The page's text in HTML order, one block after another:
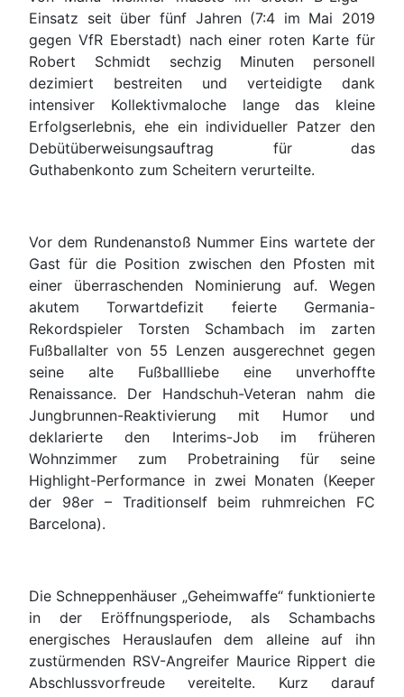
Einsatz seit über fünf Jahren (7:4 im Mai 2019
gegen VfR Eberstadt) nach einer roten Karte für
Robert Schmidt sechzig Minuten personell
dezimiert bestreiten und verteidigte dank
intensiver Kollektivmaloche lange das kleine
Erfolgserlebnis, ehe ein individueller Patzer den
Debütüberweisungsauftrag für das
Guthabenkonto zum Scheitern verurteilte.
Vor dem Rundenanstoß Nummer Eins wartete der
Gast für die Position zwischen den Pfosten mit
einer überraschenden Nominierung auf. Wegen
akutem Torwartdefizit feierte Germania-
Rekordspieler Torsten Schambach im zarten
Fußballalter von 55 Lenzen ausgerechnet gegen
seine alte Fußballliebe eine unverhoffte
Renaissance. Der Handschuh-Veteran nahm die
Jungbrunnen-Reaktivierung mit Humor und
deklarierte den Interims-Job im früheren
Wohnzimmer zum Probetraining für seine
Highlight-Performance in zwei Monaten (Keeper
der 98er – Traditionself beim ruhmreichen FC
Barcelona).
Die Schneppenhäuser „Geheimwaffe“ funktionierte
in der Eröffnungsperiode, als Schambachs
energisches Herauslaufen dem alleine auf ihn
zustürmenden RSV-Angreifer Maurice Rippert die
Abschlussvorfreude vereitelte. Kurz darauf